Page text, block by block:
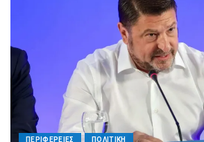
ΠΕΡΙΦΕΡΕΙΕΣ ΠΟΛΙΤΙΚΗ